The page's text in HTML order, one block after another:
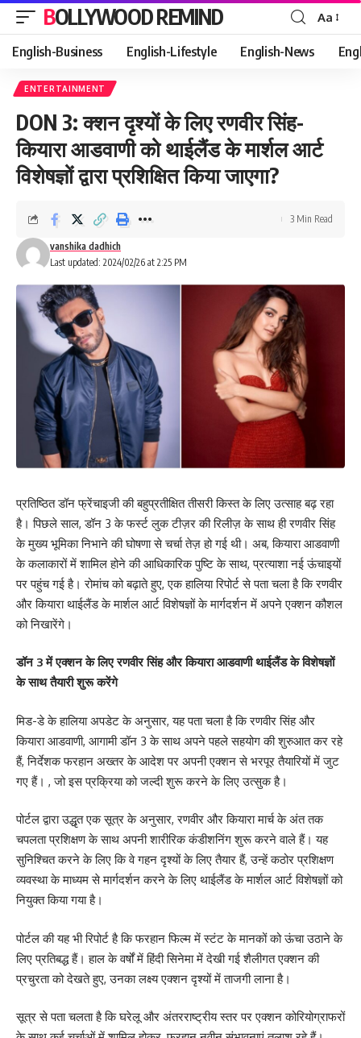
BOLLYWOOD REMIND
Font
Resizer
Aa
English-Business English-Lifestyle English-News
ENTERTAINMENT
DON 3: क्शन दृश्यों के लिए रणवीर सिंह-
कियारा आडवाणी को थाईलैंड के मार्शल आर्ट
विशेषज्ञों द्वारा प्रशिक्षित किया जाएगा?
Last updated: 2024/02/26 at 2:25 PM
vanshika dadhich
3 Min Read
प्रतिष्ठित डॉन फ्रेंचाइजी की बहुप्रतीक्षित तीसरी किस्त के लिए उत्साह बढ़ रहा
है। पिछले साल, डॉन 3 के फर्स्ट लुक टीज़र की रिलीज़ के साथ ही रणवीर सिंह
के मुख्य भूमिका निभाने की घोषणा से चर्चा तेज़ हो गई थी। अब, कियारा आडवाणी
के कलाकारों में शामिल होने की आधिकारिक पुष्टि के साथ, प्रत्याशा नई ऊंचाइयों
पर पहुंच गई है। रोमांच को बढ़ाते हुए, एक हालिया रिपोर्ट से पता चला है कि रणवीर
और कियारा थाईलैंड के मार्शल आर्ट विशेषज्ञों के मार्गदर्शन में अपने एक्शन कौशल
को निखारेंगे।
डॉन 3 में एक्शन के लिए रणवीर सिंह और कियारा आडवाणी थाईलैंड के विशेषज्ञों
के साथ तैयारी शुरू करेंगे
मिड-डे के हालिया अपडेट के अनुसार, यह पता चला है कि रणवीर सिंह और
कियारा आडवाणी, आगामी डॉन 3 के साथ अपने पहले सहयोग की शुरुआत कर रहे
हैं, निर्देशक फरहान अख्तर के आदेश पर अपनी एक्शन से भरपूर तैयारियों में जुट
गए हैं। , जो इस प्रक्रिया को जल्दी शुरू करने के लिए उत्सुक है।
पोर्टल द्वारा उद्धृत एक सूत्र के अनुसार, रणवीर और कियारा मार्च के अंत तक
चपलता प्रशिक्षण के साथ अपनी शारीरिक कंडीशनिंग शुरू करने वाले हैं। यह
सुनिश्चित करने के लिए कि वे गहन दृश्यों के लिए तैयार हैं, उन्हें कठोर प्रशिक्षण
व्यवस्था के माध्यम से मार्गदर्शन करने के लिए थाईलैंड के मार्शल आर्ट विशेषज्ञों को
नियुक्त किया गया है।
पोर्टल की यह भी रिपोर्ट है कि फरहान फिल्म में स्टंट के मानकों को ऊंचा उठाने के
लिए प्रतिबद्ध हैं। हाल के वर्षों में हिंदी सिनेमा में देखी गई शैलीगत एक्शन की
प्रचुरता को देखते हुए, उनका लक्ष्य एक्शन दृश्यों में ताजगी लाना है।
सूत्र से पता चलता है कि घरेलू और अंतरराष्ट्रीय स्तर पर एक्शन कोरियोग्राफरों